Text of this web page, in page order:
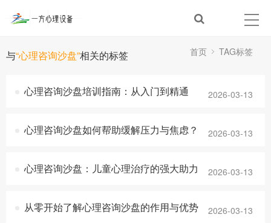
与“心理咨询沙盘”相关的标签 首页 TAG标签
心理咨询沙盘培训指南：从入门到精通 2026-03-13
心理咨询沙盘如何帮助缓解压力与焦虑？ 2026-03-13
心理咨询沙盘：儿童心理治疗的强大助力 2026-03-13
从零开始了解心理咨询沙盘的作用与优势 2026-03-13